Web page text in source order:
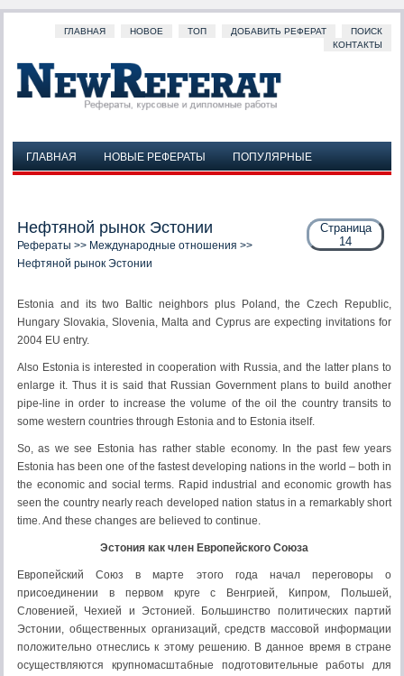
ГЛАВНАЯ НОВОЕ ТОП ДОБАВИТЬ РЕФЕРАТ
ПОИСК
КОНТАКТЫ
ГЛАВНАЯ НОВЫЕ РЕФЕРАТЫ
ПОПУЛЯРНЫЕ
Страница
14
Нефтяной рынок Эстонии
Рефераты >> Международные отношения >>
Нефтяной рынок Эстонии
Estonia and its two Baltic neighbors plus Poland, the Czech Republic,
Hungary Slovakia, Slovenia, Malta and Cyprus are expecting invitations for
2004 EU entry.
Also Estonia is interested in cooperation with Russia, and the latter plans to
enlarge it. Thus it is said that Russian Government plans to build another
pipe-line in order to increase the volume of the oil the country transits to
some western countries through Estonia and to Estonia itself.
So, as we see Estonia has rather stable economy. In the past few years
Estonia has been one of the fastest developing nations in the world – both in
the economic and social terms. Rapid industrial and economic growth has
seen the country nearly reach developed nation status in a remarkably short
time. And these changes are believed to continue.
Эстония как член Европейского Союза
Европейский Союз в марте этого года начал переговоры о
присоединении в первом круге с Венгрией, Кипром, Польшей,
Словенией, Чехией и Эстонией. Большинство политических партий
Эстонии, общественных организаций, средств массовой информации
положительно отнеслись к этому решению. В данное время в стране
осуществляются крупномасштабные подготовительные работы для